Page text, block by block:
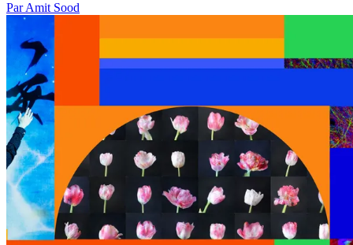
Par Amit Sood